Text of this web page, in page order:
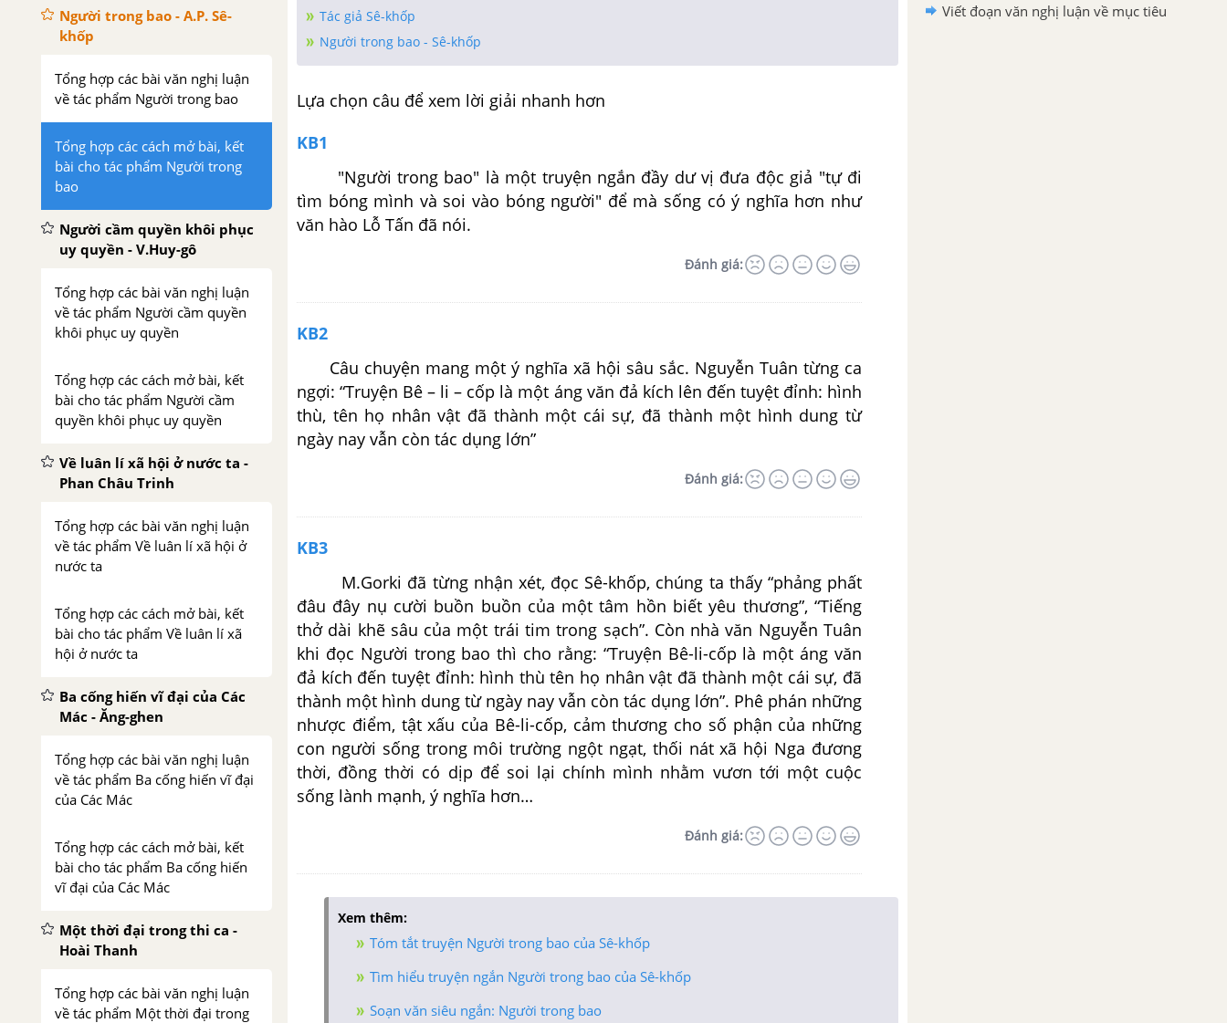
Người trong bao - A.P. Sê-
khốp
Tổng hợp các bài văn nghị luận
về tác phẩm Người trong bao
Tổng hợp các cách mở bài, kết
bài cho tác phẩm Người trong
bao
Người cầm quyền khôi phục
uy quyền - V.Huy-gô
Tổng hợp các bài văn nghị luận
về tác phẩm Người cầm quyền
khôi phục uy quyền
Tổng hợp các cách mở bài, kết
bài cho tác phẩm Người cầm
quyền khôi phục uy quyền
Về luân lí xã hội ở nước ta -
Phan Châu Trinh
Tổng hợp các bài văn nghị luận
về tác phẩm Về luân lí xã hội ở
nước ta
Tổng hợp các cách mở bài, kết
bài cho tác phẩm Về luân lí xã
hội ở nước ta
Ba cống hiến vĩ đại của Các
Mác - Ăng-ghen
Tổng hợp các bài văn nghị luận
về tác phẩm Ba cống hiến vĩ đại
của Các Mác
Tổng hợp các cách mở bài, kết
bài cho tác phẩm Ba cống hiến
vĩ đại của Các Mác
Một thời đại trong thi ca -
Hoài Thanh
Tổng hợp các bài văn nghị luận
về tác phẩm Một thời đại trong
Tác giả Sê-khốp
Người trong bao - Sê-khốp
Lựa chọn câu để xem lời giải nhanh hơn
KB1
"Người trong bao" là một truyện ngắn đầy dư vị đưa độc giả "tự đi
tìm bóng mình và soi vào bóng người" để mà sống có ý nghĩa hơn như
văn hào Lỗ Tấn đã nói.
Đánh giá:
KB2
Câu chuyện mang một ý nghĩa xã hội sâu sắc. Nguyễn Tuân từng ca
ngợi: “Truyện Bê – li – cốp là một áng văn đả kích lên đến tuyệt đỉnh: hình
thù, tên họ nhân vật đã thành một cái sự, đã thành một hình dung từ
ngày nay vẫn còn tác dụng lớn”
Đánh giá:
KB3
M.Gorki đã từng nhận xét, đọc Sê-khốp, chúng ta thấy “phảng phất
đâu đây nụ cười buồn buồn của một tâm hồn biết yêu thương”, “Tiếng
thở dài khẽ sâu của một trái tim trong sạch”. Còn nhà văn Nguyễn Tuân
khi đọc Người trong bao thì cho rằng: “Truyện Bê-li-cốp là một áng văn
đả kích đến tuyệt đỉnh: hình thù tên họ nhân vật đã thành một cái sự, đã
thành một hình dung từ ngày nay vẫn còn tác dụng lớn”. Phê phán những
nhược điểm, tật xấu của Bê-li-cốp, cảm thương cho số phận của những
con người sống trong môi trường ngột ngạt, thối nát xã hội Nga đương
thời, đồng thời có dịp để soi lại chính mình nhằm vươn tới một cuộc
sống lành mạnh, ý nghĩa hơn…
Đánh giá:
Xem thêm:
Tóm tắt truyện Người trong bao của Sê-khốp
Tìm hiểu truyện ngắn Người trong bao của Sê-khốp
Soạn văn siêu ngắn: Người trong bao
Viết đoạn văn nghị luận về mục tiêu